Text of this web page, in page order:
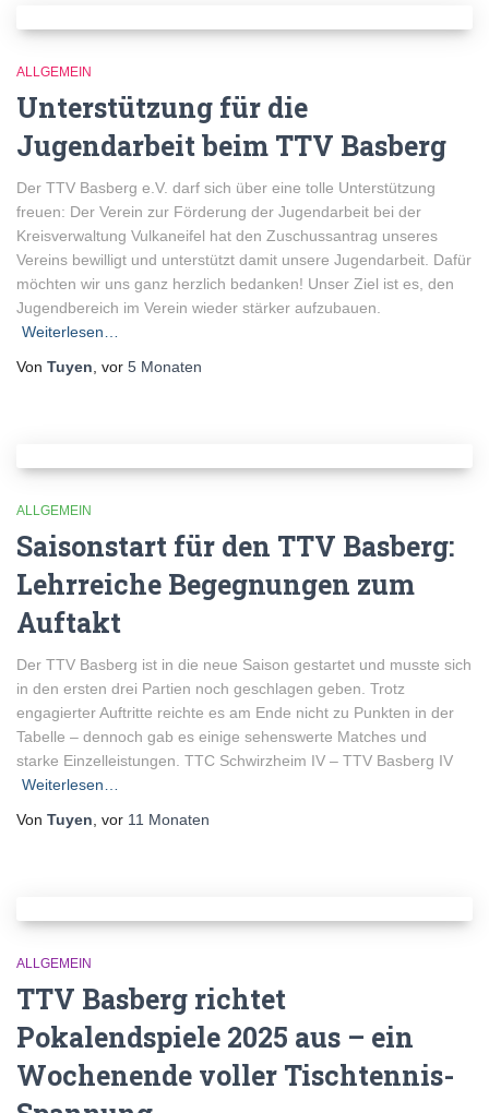
ALLGEMEIN
Unterstützung für die
Jugendarbeit beim TTV Basberg
Der TTV Basberg e.V. darf sich über eine tolle Unterstützung
freuen: Der Verein zur Förderung der Jugendarbeit bei der
Kreisverwaltung Vulkaneifel hat den Zuschussantrag unseres
Vereins bewilligt und unterstützt damit unsere Jugendarbeit. Dafür
möchten wir uns ganz herzlich bedanken! Unser Ziel ist es, den
Jugendbereich im Verein wieder stärker aufzubauen.
Weiterlesen…
Von Tuyen , vor 5 Monaten
ALLGEMEIN
Saisonstart für den TTV Basberg:
Lehrreiche Begegnungen zum
Auftakt
Der TTV Basberg ist in die neue Saison gestartet und musste sich
in den ersten drei Partien noch geschlagen geben. Trotz
engagierter Auftritte reichte es am Ende nicht zu Punkten in der
Tabelle – dennoch gab es einige sehenswerte Matches und
starke Einzelleistungen. TTC Schwirzheim IV – TTV Basberg IV
Weiterlesen…
Von Tuyen , vor 11 Monaten
ALLGEMEIN
TTV Basberg richtet
Pokalendspiele 2025 aus – ein
Wochenende voller Tischtennis-